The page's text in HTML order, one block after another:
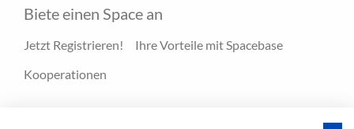
Biete einen Space an
Jetzt Registrieren!
Ihre Vorteile mit Spacebase
Kooperationen